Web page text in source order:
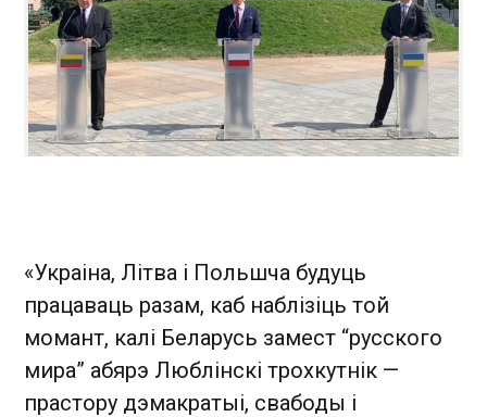
«Украіна, Літва і Польшча будуць
працаваць разам, каб наблізіць той
момант, калі Беларусь замест “русского
мира” абярэ Люблінскі трохкутнік —
прастору дэмакратыі, свабоды і